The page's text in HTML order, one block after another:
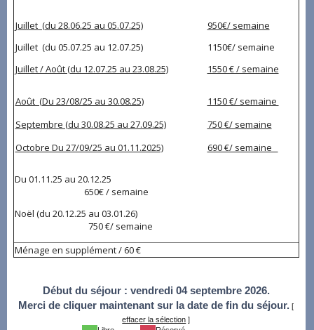
Juillet (du 28.06.25 au 05.07.25)
Juillet (du 05.07.25 au 12.07.25)
Juillet / Août (du 12.07.25 au 23.08.25)
950€/ semaine
1150€/ semaine
1550 € / semaine
Août (Du 23/08/25 au 30.08.25)
1150 €/ semaine
Septembre (du 30.08.25 au 27.09.25)
750 €/ semaine
Octobre Du 27/09/25 au 01.11.2025)
690 €/ semaine
Du 01.11.25 au 20.12.25
650€ / semaine
Noël (du 20.12.25 au 03.01.26)
750 €/ semaine
Ménage en supplément / 60 €
Début du séjour : vendredi 04 septembre 2026.
Merci de cliquer maintenant sur la date de fin du séjour. [
effacer la sélection ]